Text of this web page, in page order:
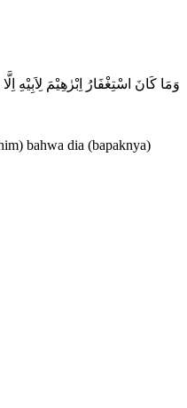
وَمَا كَانَ اسْتِغْفَارُ اِبْرٰهِيْمَ لِاَبِيْهِ
bahwa dia (bapaknya)